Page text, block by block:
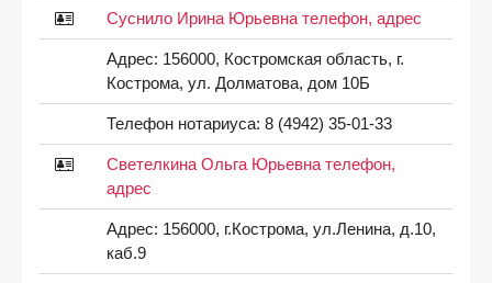
Суснило Ирина Юрьевна телефон, адрес
Адрес: 156000, Костромская область, г.
Кострома, ул. Долматова, дом 10Б
Телефон нотариуса: 8 (4942) 35-01-33
Светелкина Ольга Юрьевна телефон,
адрес
Адрес: 156000, г.Кострома, ул.Ленина, д.10,
каб.9